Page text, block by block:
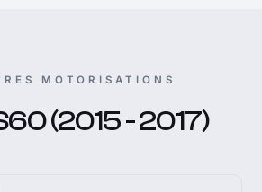
MOTORISATIONS
(2015 - 2017)